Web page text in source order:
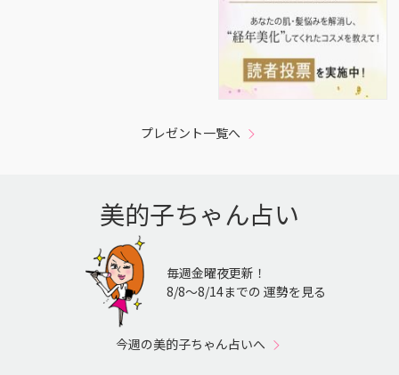
プレゼント一覧へ
美的子ちゃん占い
毎週金曜夜更新！
8/8〜8/14までの 運勢を見る
今週の美的子ちゃん占いへ